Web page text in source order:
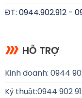
ĐT: 0944.902.912 -
HỖ TRỢ
Kinh doanh: 0944
Kỷ thuật:0944 902